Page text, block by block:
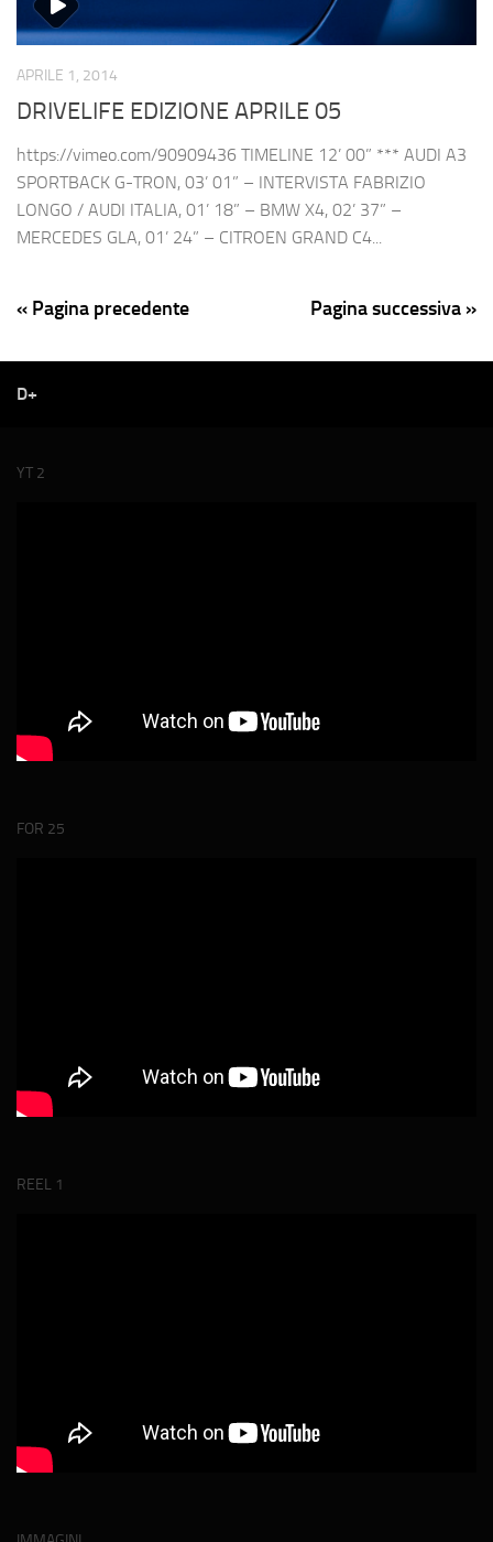
APRILE 1, 2014
DRIVELIFE EDIZIONE APRILE 05
https://vimeo.com/90909436 TIMELINE 12’ 00” *** AUDI A3
SPORTBACK G-TRON, 03’ 01” – INTERVISTA FABRIZIO
LONGO / AUDI ITALIA, 01’ 18” – BMW X4, 02’ 37” –
MERCEDES GLA, 01’ 24” – CITROEN GRAND C4...
« Pagina precedente Pagina successiva »
D+
YT 2
FOR 25
REEL 1